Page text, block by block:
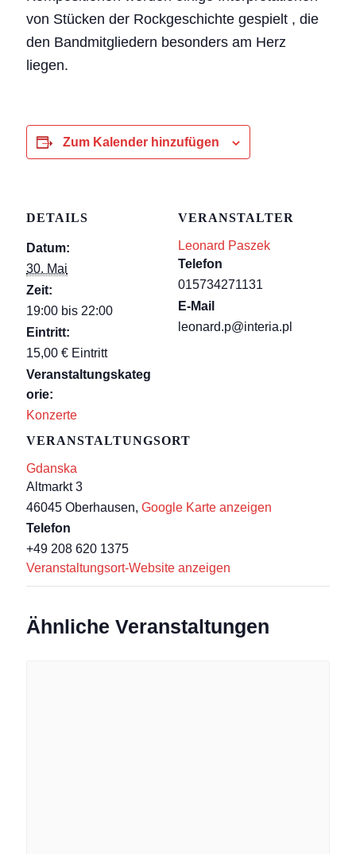
von Stücken der Rockgeschichte gespielt , die
den Bandmitgliedern besonders am Herz
liegen.
Zum Kalender hinzufügen
DETAILS
Datum:
30. Mai
Zeit:
19:00 bis 22:00
Eintritt:
15,00 € Eintritt
Veranstaltungskateg
orie:
Konzerte
VERANSTALTUNGSORT
Gdanska
Altmarkt 3
46045 Oberhausen, Google Karte anzeigen
Telefon
+49 208 620 1375
Veranstaltungsort-Website anzeigen
VERANSTALTER
Leonard Paszek
Telefon
015734271131
E-Mail
leonard.p@interia.pl
Ähnliche Veranstaltungen